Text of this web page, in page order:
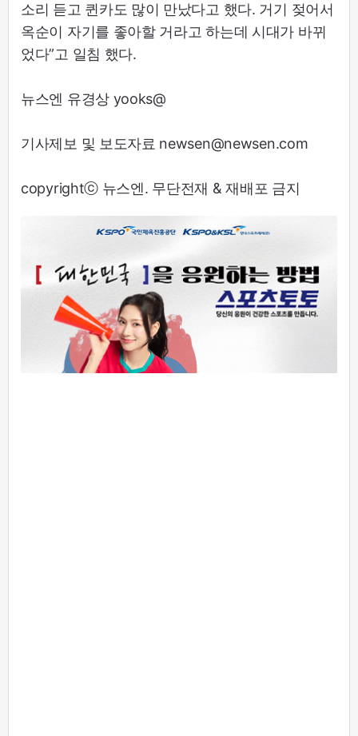
소리 듣고 퀸카도 많이 만났다고 했다. 거기 젖어서
옥순이 자기를 좋아할 거라고 하는데 시대가 바뀌
었다”고 일침 했다.
뉴스엔 유경상 yooks@
기사제보 및 보도자료 newsen@newsen.com
copyrightⓒ 뉴스엔. 무단전재 & 재배포 금지